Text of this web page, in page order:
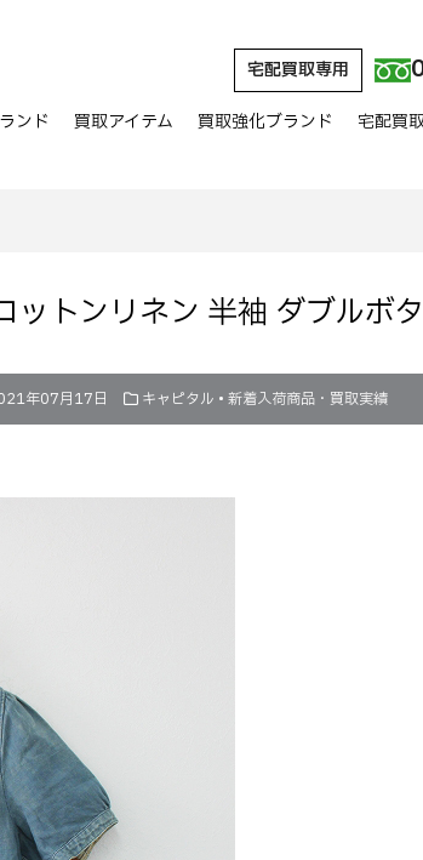
宅配買取専用
ンド 買取アイテム 買取強化ブランド 宅配買
ットンリネン 半袖 ダブルボ
年07月17日 キャピタル • 新着入荷商品・買取実績